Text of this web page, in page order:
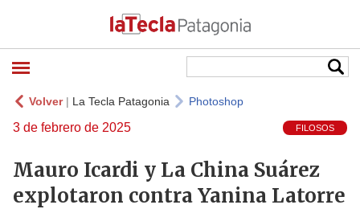
Volver| La Tecla Patagonia Photoshop
3 de febrero de 2025 FILOSOS
Mauro Icardi y La China Suárez
explotaron contra Yanina Latorre